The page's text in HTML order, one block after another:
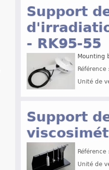
Support
- RK95-55
Mounting
Unité de
Support
Unité de